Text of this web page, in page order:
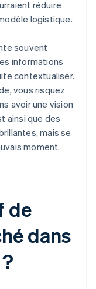
réduire
logistique.
souvent
informations
contextualiser.
vous risquez
avoir une vision
ainsi que des
mais se
moment.
de
dans